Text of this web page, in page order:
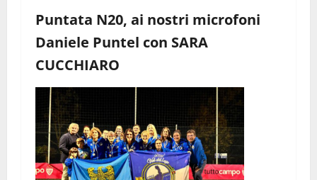
Puntata N20, ai nostri microfoni
Daniele Puntel con SARA
CUCCHIARO